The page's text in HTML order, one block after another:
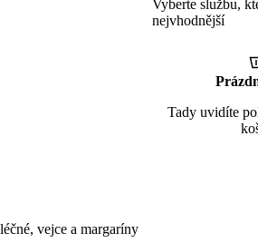
vejce a margaríny
Vyberte službu,
nejvhodnější
Tady uvidíte